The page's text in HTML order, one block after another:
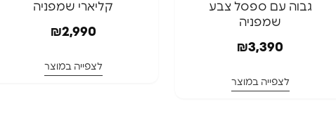
המלאי אזלגבוה עם ספסל צבע
שמפניה
₪3,390
לצפייה במוצר
המלאי אזלקליארי שמפניה
₪2,990
לצפייה במוצר